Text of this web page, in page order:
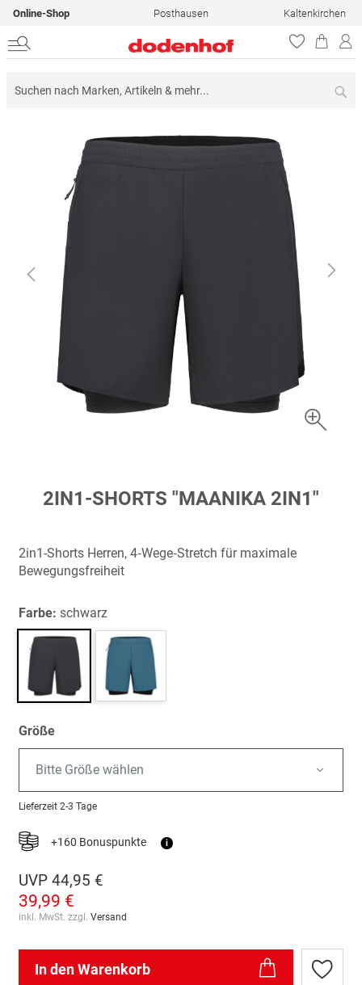
Online-Shop Posthausen Kaltenkirchen
Bildergalerie
Anfang
springen
2IN1-SHORTS "MAANIKA 2IN1"
2in1-Shorts Herren, 4‑Wege‑Stretch für maximale
Bewegungsfreiheit
Farbe: schwarz
Größe
Bitte Größe wählen
Lieferzeit 2-3 Tage
+160 Bonuspunkte i
UVP 44,95 €
39,99 €
inkl. MwSt. zzgl. Versand
In den Warenkorb
Zur